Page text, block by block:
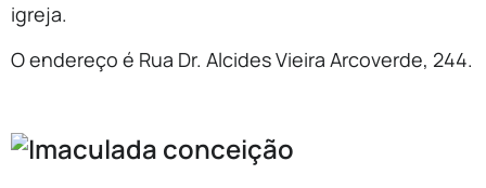
igreja.
O endereço é Rua Dr. Alcides Vieira Arcoverde, 244.